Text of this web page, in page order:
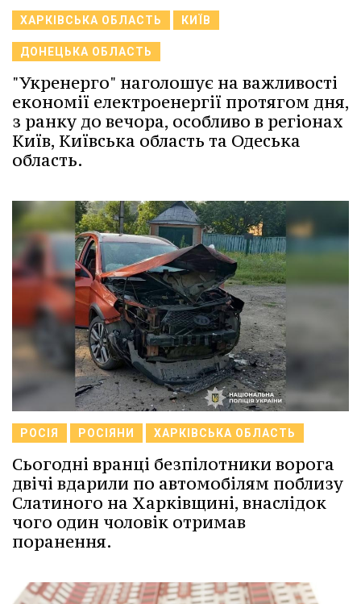
ХАРКІВСЬКА ОБЛАСТЬ КИЇВ
ДОНЕЦЬКА ОБЛАСТЬ
"Укренерго" наголошує на важливості
економії електроенергії протягом дня,
з ранку до вечора, особливо в регіонах
Київ, Київська область та Одеська
область.
РОСІЯ РОСІЯНИ ХАРКІВСЬКА ОБЛАСТЬ
Сьогодні вранці безпілотники ворога
двічі вдарили по автомобілям поблизу
Слатиного на Харківщині, внаслідок
чого один чоловік отримав
поранення.